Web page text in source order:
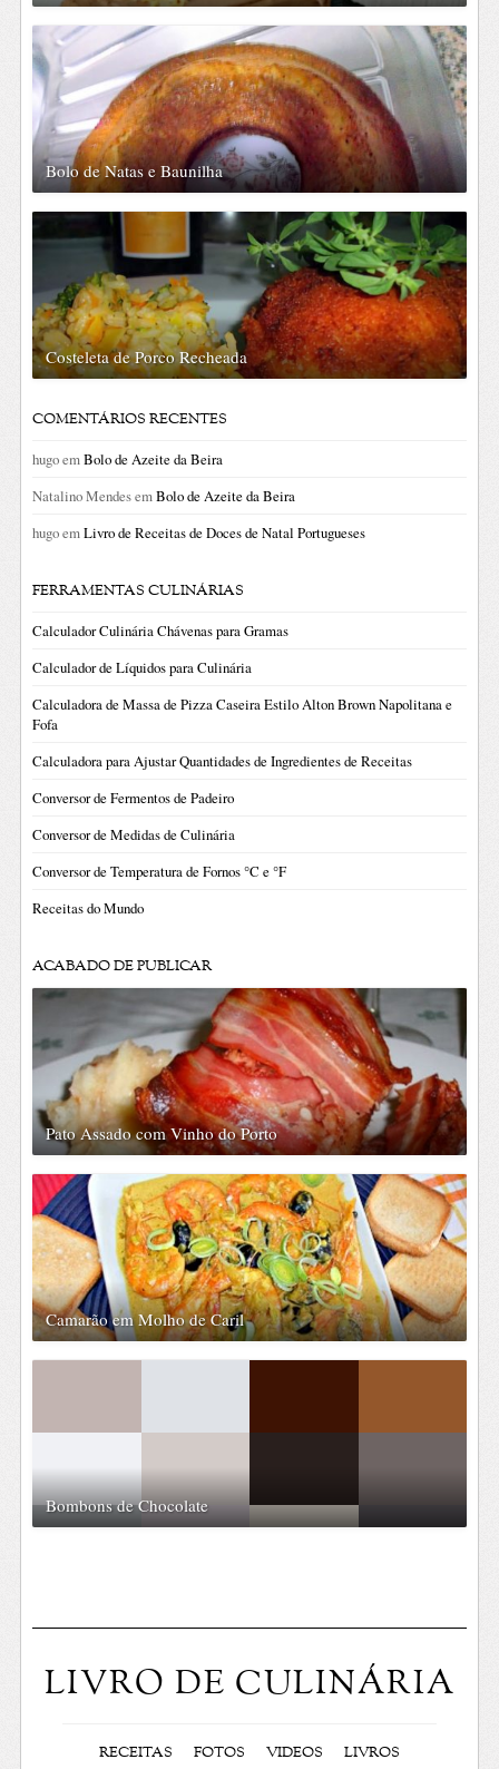
Bolo de Natas e Baunilha
Costeleta de Porco Recheada
COMENTÁRIOS RECENTES
hugoemBolo de Azeite da Beira
Natalino MendesemBolo de Azeite da Beira
hugoemLivro de Receitas de Doces de Natal Portugueses
FERRAMENTAS CULINÁRIAS
Calculador Culinária Chávenas para Gramas
Calculador de Líquidos para Culinária
Calculadora de Massa de Pizza Caseira Estilo Alton Brown Napolitana e
Fofa
Calculadora para Ajustar Quantidades de Ingredientes de Receitas
Conversor de Fermentos de Padeiro
Conversor de Medidas de Culinária
Conversor de Temperatura de Fornos °C e °F
Receitas do Mundo
ACABADO DE PUBLICAR
Pato Assado com Vinho do Porto
Camarão em Molho de Caril
Bombons de Chocolate
LIVRO DE CULINÁRIA
RECEITAS FOTOS VIDEOS
LIVROS